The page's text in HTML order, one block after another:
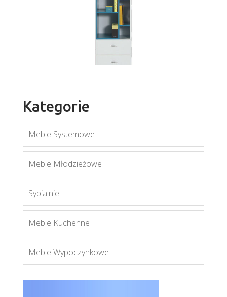
Więcej
Mobi MO6
Kategorie
Meble Systemowe
Meble Młodzieżowe
Sypialnie
Meble Kuchenne
Meble Wypoczynkowe